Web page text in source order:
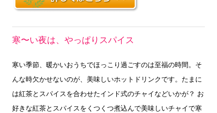
寒〜い夜は、やっぱりスパイス
寒い季節、暖かいおうちでほっこり過ごすのは至福の時間。そ
んな時欠かせないのが、美味しいホットドリンクです。たまに
は紅茶とスパイスを合わせたインド式のチャイなどいかが？ お
好きな紅茶とスパイスをくつくつ煮込んで美味しいチャイで寒